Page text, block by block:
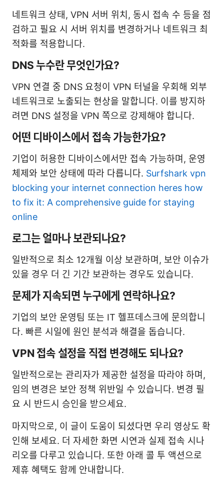
네트워크 상태, VPN 서버 위치, 동시 접속 수 등을 점
검하고 필요 시 서버 위치를 변경하거나 네트워크 최
적화를 적용합니다.
DNS 누수란 무엇인가요?
VPN 연결 중 DNS 요청이 VPN 터널을 우회해 외부
네트워크로 노출되는 현상을 말합니다. 이를 방지하
려면 DNS 설정을 VPN 쪽으로 강제해야 합니다.
어떤 디바이스에서 접속 가능한가요?
기업이 허용한 디바이스에서만 접속 가능하며, 운영
체제와 보안 상태에 따라 다릅니다. Surfshark vpn
blocking your internet connection heres how
to fix it: A comprehensive guide for staying
online
로그는 얼마나 보관되나요?
일반적으로 최소 12개월 이상 보관하며, 보안 이슈가
있을 경우 더 긴 기간 보관하는 경우도 있습니다.
문제가 지속되면 누구에게 연락하나요?
기업의 보안 운영팀 또는 IT 헬프데스크에 문의합니
다. 빠른 시일에 원인 분석과 해결을 돕습니다.
VPN 접속 설정을 직접 변경해도 되나요?
일반적으로는 관리자가 제공한 설정을 따라야 하며,
임의 변경은 보안 정책 위반일 수 있습니다. 변경 필
요 시 반드시 승인을 받으세요.
마지막으로, 이 글이 도움이 되셨다면 우리 영상도 확
인해 보세요. 더 자세한 화면 시연과 실제 접속 시나
리오를 다루고 있습니다. 또한 아래 콜 투 액션으로
제휴 혜택도 함께 안내합니다.